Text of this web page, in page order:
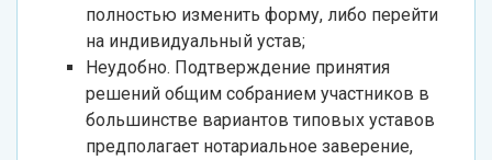
полностью изменить форму, либо перейти
на индивидуальный устав;
Неудобно. Подтверждение принятия
решений общим собранием участников в
большинстве вариантов типовых уставов
предполагает нотариальное заверение,